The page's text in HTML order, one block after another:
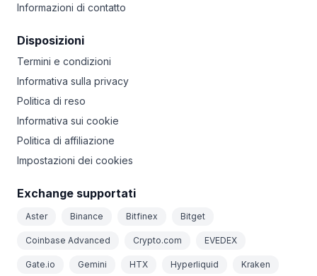
Informazioni di contatto
Disposizioni
Termini e condizioni
Informativa sulla privacy
Politica di reso
Informativa sui cookie
Politica di affiliazione
Impostazioni dei cookies
Exchange supportati
Aster Binance Bitfinex Bitget
Coinbase Advanced Crypto.com EVEDEX
Gate.io Gemini HTX Hyperliquid Kraken